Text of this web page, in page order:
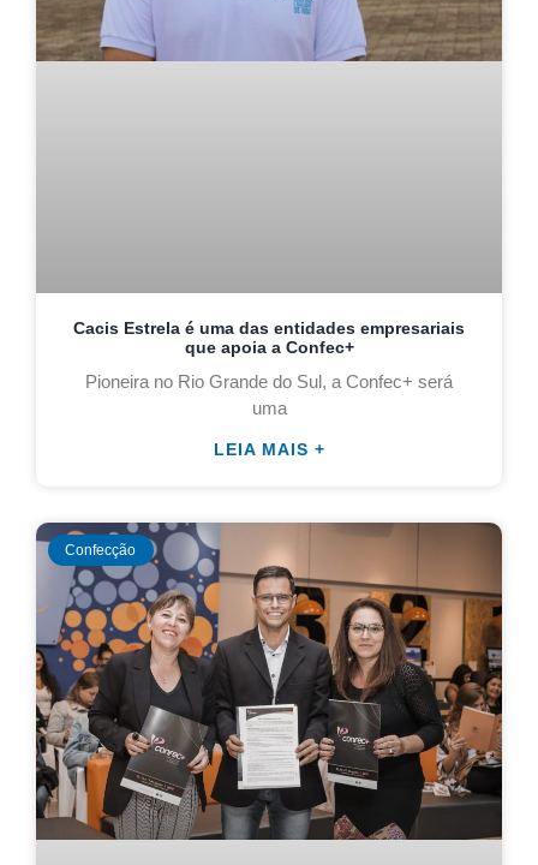
Cacis Estrela é uma das entidades empresariais
que apoia a Confec+
Pioneira no Rio Grande do Sul, a Confec+ será
uma
LEIA MAIS +
Confecção